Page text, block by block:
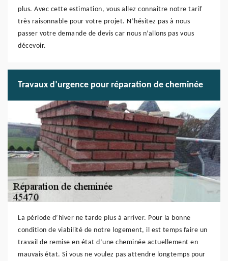
plus. Avec cette estimation, vous allez connaitre notre tarif
très raisonnable pour votre projet. N’hésitez pas à nous
passer votre demande de devis car nous n’allons pas vous
décevoir.
Travaux d’urgence pour réparation de cheminée
La période d’hiver ne tarde plus à arriver. Pour la bonne
condition de viabilité de notre logement, il est temps faire un
travail de remise en état d’une cheminée actuellement en
mauvais état. Si vous ne voulez pas attendre longtemps pour